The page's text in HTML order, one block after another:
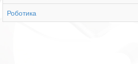
Роботика